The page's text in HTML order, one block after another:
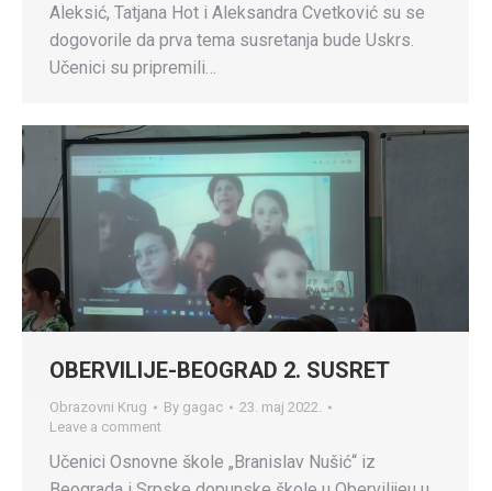
Aleksić, Tatjana Hot i Aleksandra Cvetković su se
dogovorile da prva tema susretanja bude Uskrs.
Učenici su pripremili…
OBERVILIJE-BEOGRAD 2. SUSRET
Obrazovni Krug By gagac
23. maj 2022.
Leave a comment
Učenici Osnovne škole „Branislav Nušić“ iz